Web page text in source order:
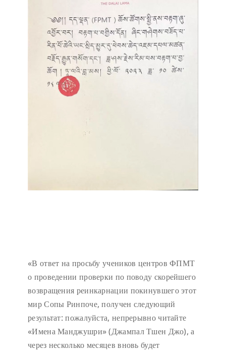
«В ответ на просьбу учеников центров ФПМТ
о проведении проверки по поводу скорейшего
возвращения реинкарнации покинувшего этот
мир Сопы Ринпоче, получен следующий
результат: пожалуйста, непрерывно читайте
«Имена Манджушри» (Джампал Тшен Джо), а
через несколько месяцев вновь будет